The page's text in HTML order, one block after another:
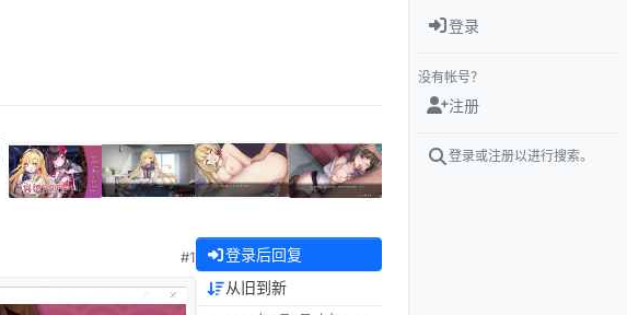
#1 登录后回复
从旧到新
登录
没有帐号？
注册
登录或注册以进行搜索。